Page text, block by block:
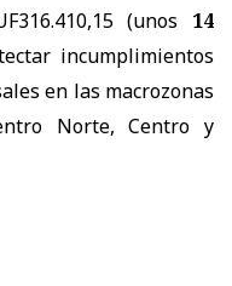
(unos 14
incumplimientos
en las macrozonas
Norte, Centro y